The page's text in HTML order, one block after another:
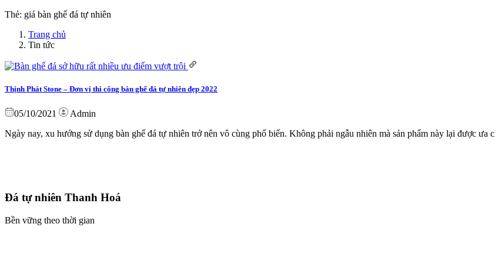
Thẻ: giá bàn ghế đá tự nhiên
Trang chủ
Tin tức
Thịnh Phát Stone – Đơn vị thi công bàn ghế đá tự nhiên đẹp 2022
05/10/2021
Admin
Ngày nay, xu hướng sử dụng bàn ghế đá tự nhiên trở nên vô cùng phổ biến. Không phải ngẫu nhiên mà sản phẩm này lại được ưa
Đá tự nhiên Thanh Hoá
Bền vững theo thời gian